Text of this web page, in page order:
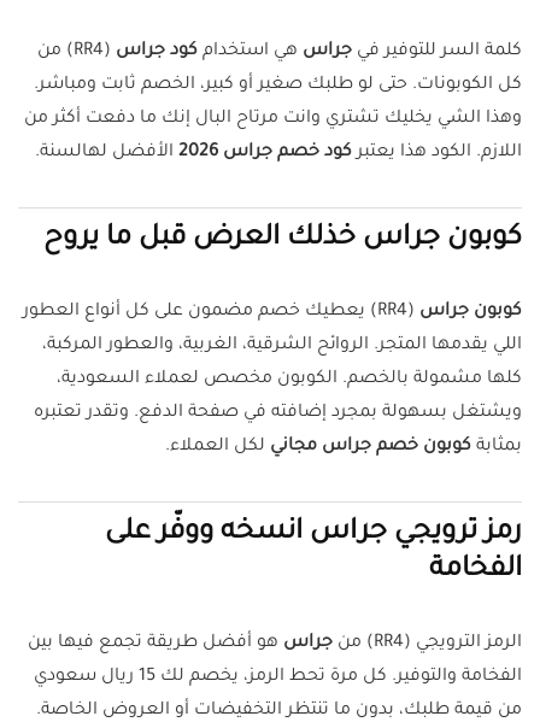
كلمة السر للتوفير في جراس هي استخدام كود جراس
(RR4) من
كل الكوبونات. حتى لو طلبك صغير أو كبير، الخصم ثابت ومباشر.
وهذا الشي يخليك تشتري وانت مرتاح البال إنك ما دفعت أكثر من
اللازم. الكود هذا يعتبركود خصم جراس 2026 الأفضل لهالسنة.
كوبون جراس خذلك العرض قبل ما يروح
كوبون جراس
(RR4) يعطيك خصم مضمون على كل أنواع العطور
اللي يقدمها المتجر. الروائح الشرقية، الغربية، والعطور المركبة،
كلها مشمولة بالخصم. الكوبون مخصص لعملاء السعودية،
ويشتغل بسهولة بمجرد إضافته في صفحة الدفع. وتقدر تعتبره
بمثابة كوبون خصم جراس مجاني لكل العملاء.
رمز ترويجي جراس انسخه ووفّر على
الفخامة
الرمز الترويجي (RR4) من جراس هو أفضل طريقة تجمع فيها بين
الفخامة والتوفير. كل مرة تحط الرمز، يخصم لك 15 ريال سعودي
من قيمة طلبك، بدون ما تنتظر التخفيضات أو العروض الخاصة.